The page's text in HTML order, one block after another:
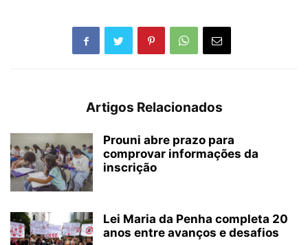
Artigos Relacionados
Prouni abre prazo para
comprovar informações da
inscrição
Lei Maria da Penha completa 20
anos entre avanços e desafios